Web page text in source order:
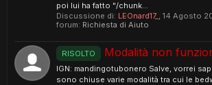
poi lui ha fatto "/chunk...
Discussione di: LEOnard17_ , 14 Agosto
forum: Richiesta di Aiuto
RISOLTO Modalità non
IGN: mandingotubonero Salve, vorrei
sono chiuse varie modalità tra cui le